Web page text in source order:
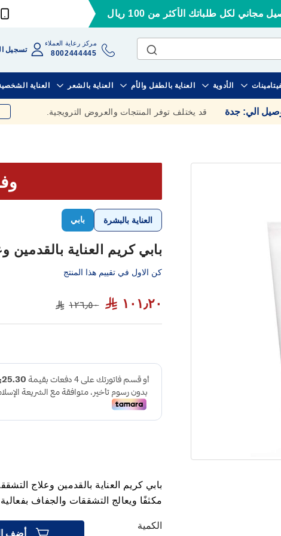
مجاني لكل طلباتك الأكثر من 100 ريال
مركز رعاية العملاء
8002444445 تسجيل
الأدوية العناية بالطفل والأم العناية بالشعر العناية
الي: جدة قد يختلف توفر المنتجات والعروض الترويجية.
وفر
العناية بالبشرة بابي
بابي كريم العناية بالقدمين وعلاج
كن الاول في تقييم هذا المنتج
١٠١٫٢٠ ١٢٦٫٥٠
مكثفًا ويعالج التشققات والجفاف
الكمية
أضف